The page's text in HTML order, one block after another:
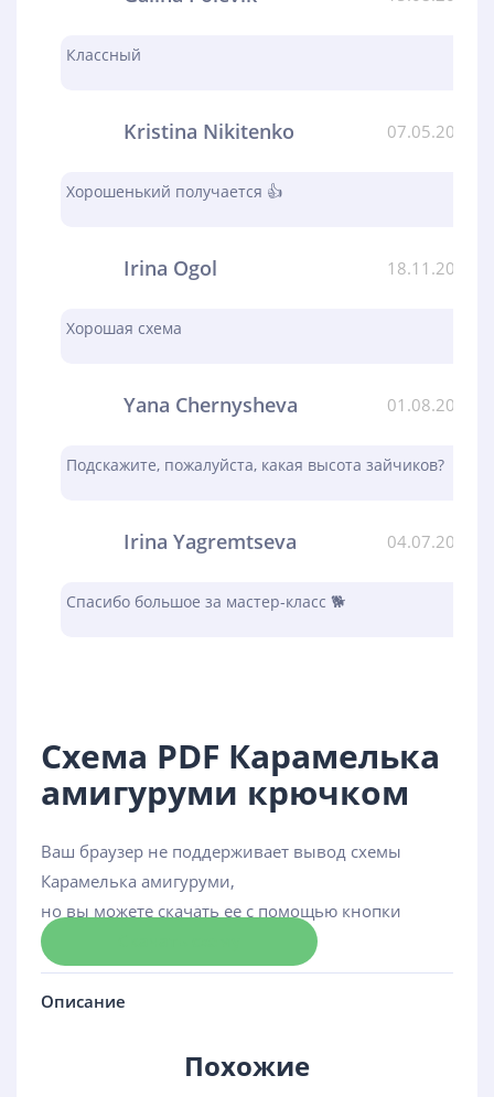
Классный
Kristina Nikitenko 07.05.2024
Хорошенький получается 👍
Irina Ogol 18.11.2023
Хорошая схема
Yana Chernysheva 01.08.2023
Подскажите, пожалуйста, какая высота зайчиков?
Irina Yagremtseva 04.07.2023
Спасибо большое за мастер-класс 🐕
Схема PDF Карамелька
амигуруми крючком
Ваш браузер не поддерживает вывод схемы
Карамелька амигуруми,
но вы можете скачать ее с помощью кнопки
Описание
Похожие